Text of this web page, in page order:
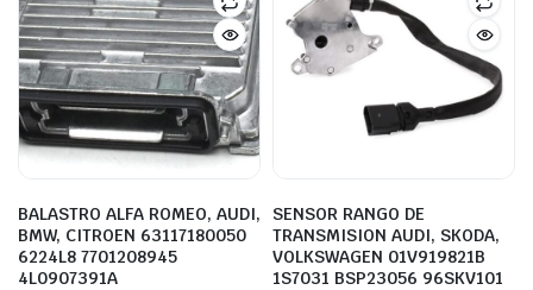
BALASTRO ALFA ROMEO, AUDI,
BMW, CITROEN 63117180050
6224L8 7701208945
4L0907391A
SENSOR RANGO DE
TRANSMISION AUDI, SKODA,
VOLKSWAGEN 01V919821B
1S7031 BSP23056 96SKV101